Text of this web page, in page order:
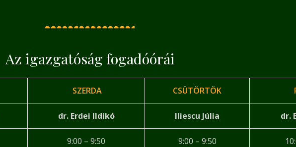
Az igazgatóság fogadóórái
SZERDA CSÜTÖRTÖK
dr. Erdei Ildikó Iliescu Júlia dr.
9:00 – 9:50 9:00 – 9:50